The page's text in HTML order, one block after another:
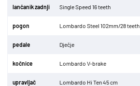
lančanik zadnji Single Speed 16 teeth
pogon Lombardo Steel 102mm/28 teeth
pedale Dječje
kočnice Lombardo V-brake
upravljač Lombardo Hi Ten 45 cm